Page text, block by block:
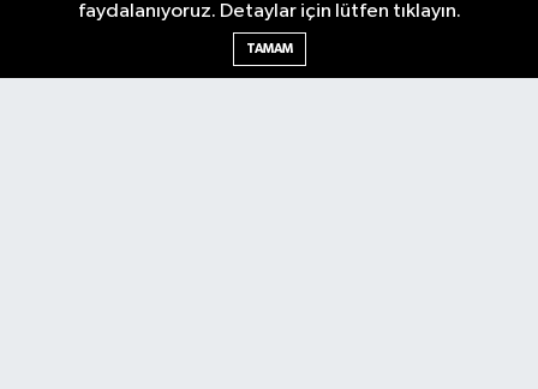
faydalanıyoruz. Detaylar için lütfen tıklayın.
TAMAM